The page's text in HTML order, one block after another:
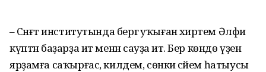
– Сәнғәт институтында бергә уҡыған әхирәтем Әлфиә
күптән баҙарҙа ит менән сауҙа итә. Бер көндө үҙенә
ярҙамға саҡырғас, килдем, сөнки әсәйем һатыусы